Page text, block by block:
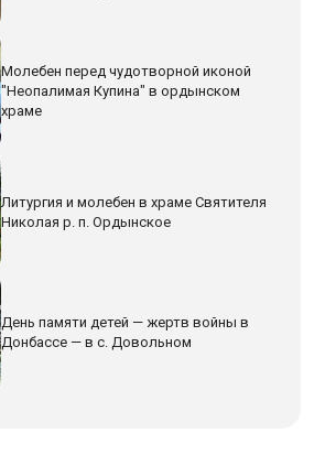
Молебен перед чудотворной иконой
"Неопалимая Купина" в ордынском
храме
Литургия и молебен в храме Святителя
Николая р. п. Ордынское
День памяти детей — жертв войны в
Донбассе — в с. Довольном